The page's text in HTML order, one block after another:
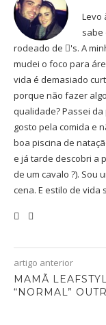
Levo
sabe
rodeado de 's. A
mudei o foco para
vida é demasiado
porque não fazer
qualidade? Passei
gosto pela comida e
boa piscina de
e já tarde descobri a
de um cavalo ?). Sou
cena. E estilo de vida
artigo anterior
MAMÃ
“NORMAL”